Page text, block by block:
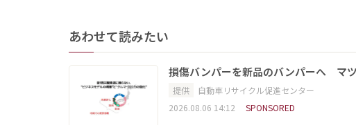
あわせて読みたい
損傷バンパーを新品のバンパーへ マ
提供
自動車リサイクル促進センター
2026.08.06 14:12
SPONSORED